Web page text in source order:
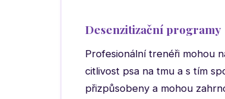
Desenzitizační programy
Profesionální trenéři mohou
citlivost psa na tmu a s tím
přizpůsobeny a mohou